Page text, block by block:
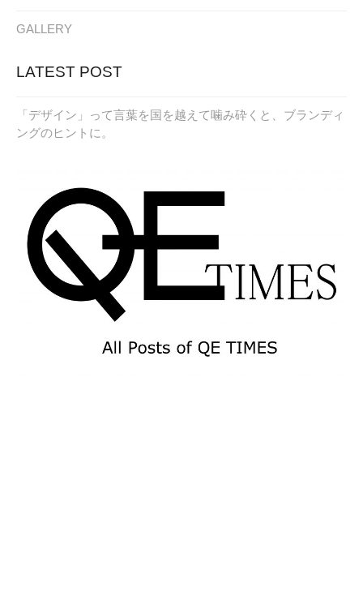
GALLERY
LATEST POST
「デザイン」って言葉を国を越えて噛み砕くと、ブランディ
ングのヒントに。